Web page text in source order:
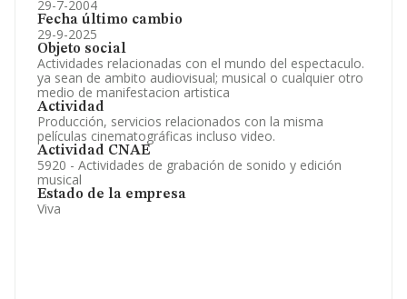
29-7-2004
Fecha último cambio
29-9-2025
Objeto social
Actividades relacionadas con el mundo del espectaculo.
ya sean de ambito audiovisual; musical o cualquier otro
medio de manifestacion artistica
Actividad
Producción, servicios relacionados con la misma
películas cinematográficas incluso video.
Actividad CNAE
5920 - Actividades de grabación de sonido y edición
musical
Estado de la empresa
Viva